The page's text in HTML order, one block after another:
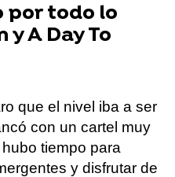
por todo lo
A Day To
que el nivel iba a ser
con un cartel muy
tiempo para
y disfrutar de